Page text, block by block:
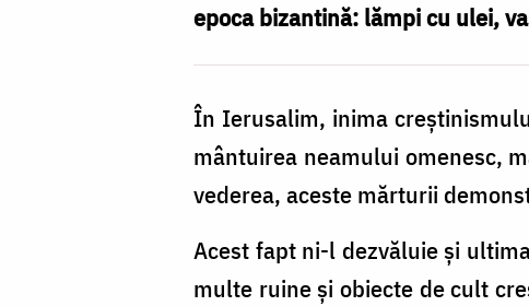
epoca bizantină: lămpi cu ulei,
În Ierusalim, inima
mântuirea neamului omenesc,
vederea, aceste mărturii
Acest fapt ni-l dezvăluie și
multe ruine și obiecte de cult